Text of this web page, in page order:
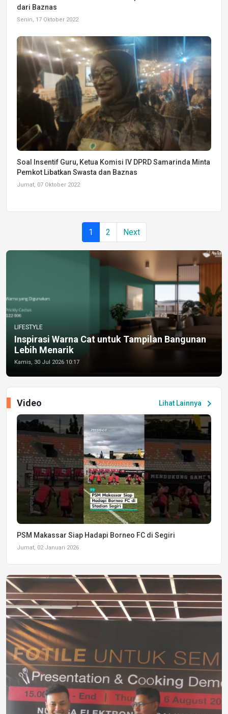
dari Baznas
Senin, 17 Oktober 2022
Soal Insentif Guru, Ketua Komisi IV DPRD Samarinda Minta
Pemkot Libatkan Swasta dan Baznas
Jumat, 07 Oktober 2022
1 2 Next
LIFESTYLE
Inspirasi Warna Cat untuk Tampilan Bangunan
Lebih Menarik
Kamis, 30 Jul 2026 10:17
Lihat Lainnya chevron_right
Video
PSM Makassar Siap Hadapi Borneo FC di Segiri
Jumat, 02 Januari 2026